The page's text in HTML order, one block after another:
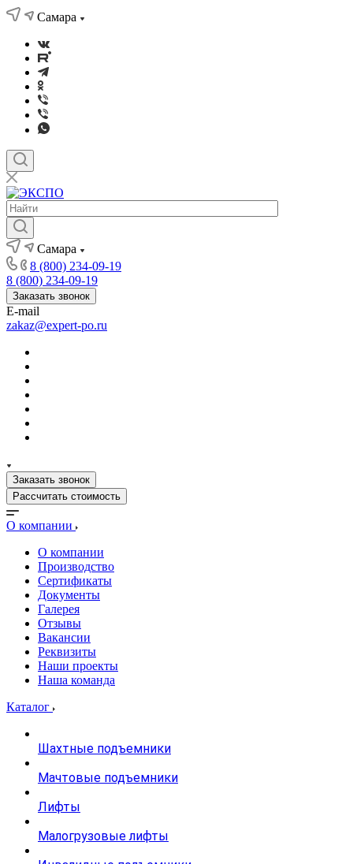
Самара
Самара
8 (800) 234-09-19
8 (800) 234-09-19
Заказать звонок
E-mail
zakaz@expert-po.ru
Заказать звонок
Рассчитать стоимость
О компании
О компании
Производство
Сертификаты
Документы
Галерея
Отзывы
Вакансии
Реквизиты
Наши проекты
Наша команда
Каталог
Шахтные подъемники
Мачтовые подъемники
Лифты
Малогрузовые лифты